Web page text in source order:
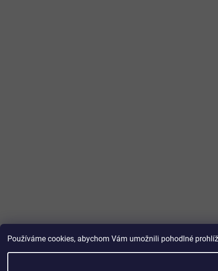
Používáme cookies, abychom Vám umožnili pohodlné